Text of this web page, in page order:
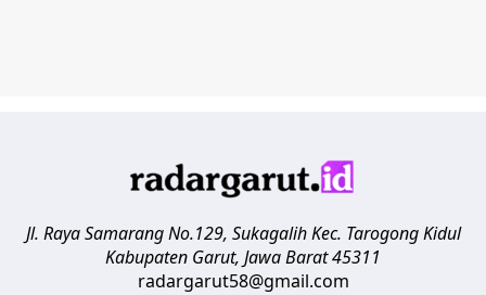
Jl. Raya Samarang No.129, Sukagalih Kec. Tarogong Kidul
Kabupaten Garut, Jawa Barat45311
radargarut58@gmail.com